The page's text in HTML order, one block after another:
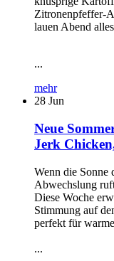
Zitronenpfeffer-
lauen Abend
...
mehr
28 Jun
Neue
Jerk
Wenn die Sonne
Abwechslung
Diese Woche
Stimmung auf
perfekt für
...